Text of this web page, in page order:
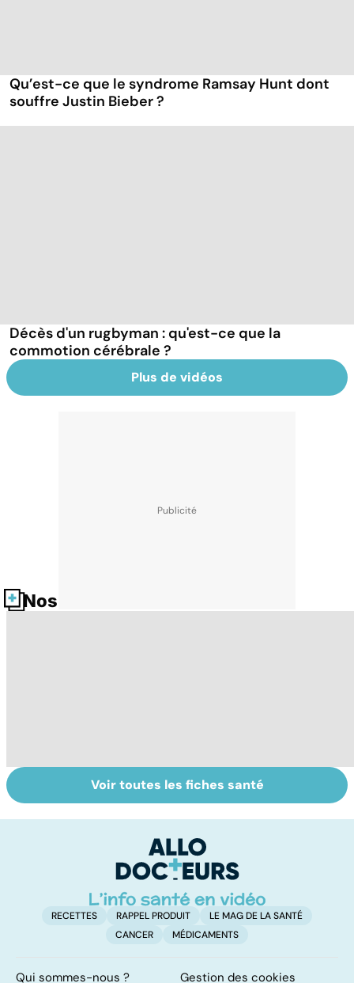
Qu’est-ce que le syndrome Ramsay Hunt dont
souffre Justin Bieber ?
Décès d'un rugbyman : qu'est-ce que la
commotion cérébrale ?
Plus de vidéos
Nos fiches santé
Votre enfant se
gratte : et si
Faire du sport à
domicile, c'est
Voir toutes les fiches santé
RECETTES RAPPEL PRODUIT
LE MAG DE LA SANTÉ
CANCER
MÉDICAMENTS
Qui sommes-nous ? Gestion des cookies